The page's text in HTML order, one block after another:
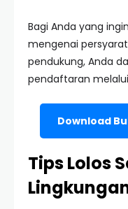
Bagi Anda yang
mengenai
pendukung, Anda
pendaftaran
Download
Tips Lolos